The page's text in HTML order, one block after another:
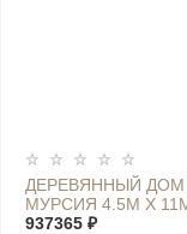
ДЕРЕВЯННЫЙ ДОМ
МУРСИЯ 4.5М Х
937365 ₽